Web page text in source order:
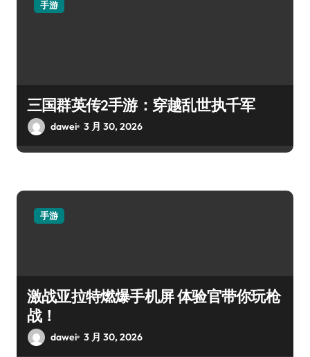
手游
三国群英传2手游：穿越乱世执千军
dawei 3 月 30, 2026
手游
激战亚拉特燃爆手机屏 体验官带你玩枪
战！
dawei 3 月 30, 2026